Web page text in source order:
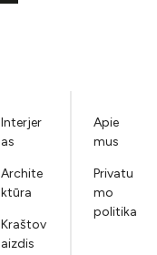
Interjer
as
Archite
ktūra
Kraštov
aizdis
Apie
mus
Privatu
mo
politika